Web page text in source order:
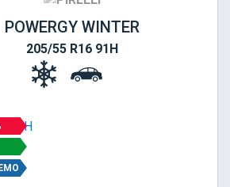
POWERGY WINTER
205/55 R16 91H